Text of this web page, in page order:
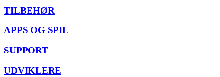
TILBEHØR
APPS OG SPIL
SUPPORT
UDVIKLERE